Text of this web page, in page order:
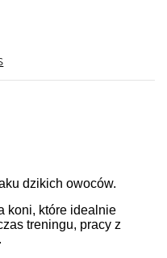
dzikich owoców.
koni, które idealnie
treningu, pracy z